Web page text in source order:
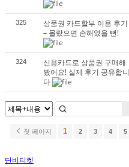
325
상품권 카드할부 이용 후기
– 몰랐으면 손해였을 뻔!
324
신용카드로 상품권 구매해
봤어요! 실제 후기 공유합니
다
첫 페이지 1 2 3 4 5
단비티켓